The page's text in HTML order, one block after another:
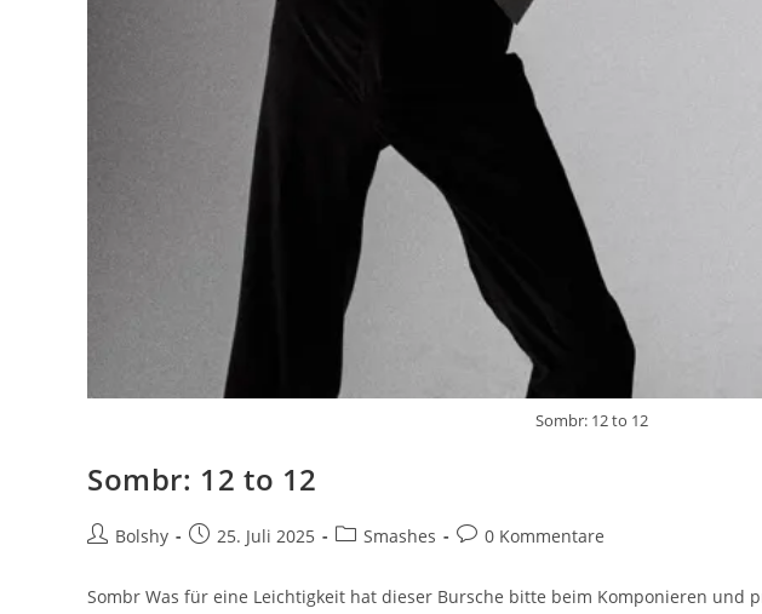
Sombr: 12 to 12
Sombr: 12 to 12
Beitrags-
Bolshy
Beitrag25. Juli 2025
Beitrags-
Smashes
Beitrags-
0 Kommentare
Sombr Was für eine Leichtigkeit hat dieser Bursche bitte beim Komponieren und